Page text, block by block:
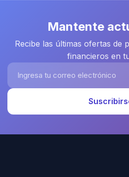
Mantente
Recibe las últimas ofertas de
financieros en
Ingresa tu correo electrónico